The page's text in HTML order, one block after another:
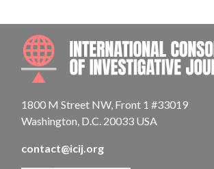
1800 M Street NW, Front 1 #33019
Washington, D.C. 20033 USA
contact@icij.org